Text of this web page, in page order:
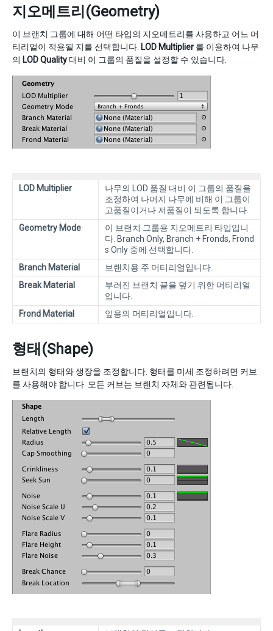
지오메트리(Geometry)
이 브랜치 그룹에 대해 어떤 타입의 지오메트리를 사용하고 어느 머
티리얼이 적용될 지를 선택합니다. LOD Multiplier 를 이용하여 나무
의 LOD Quality대비 이 그룹의 품질을 설정할 수 있습니다.
LOD Multiplier
나무의 LOD 품질 대비 이 그룹의 품질을
조정하여 나머지 나무에 비해 이 그룹이
고품질이거나 저품질이 되도록 합니다.
Geometry Mode
이 브랜치 그룹용 지오메트리 타입입니
다. Branch Only, Branch + Fronds, Frond
s Only 중에 선택합니다.
Branch Material
브랜치용 주 머티리얼입니다.
Break Material
부러진 브랜치 끝을 덮기 위한 머티리얼
입니다.
Frond Material
잎용의 머티리얼입니다.
형태(Shape)
브랜치의 형태와 생장을 조정합니다. 형태를 미세 조정하려면 커브
를 사용해야 합니다. 모든 커브는 브랜치 자체와 관련됩니다.